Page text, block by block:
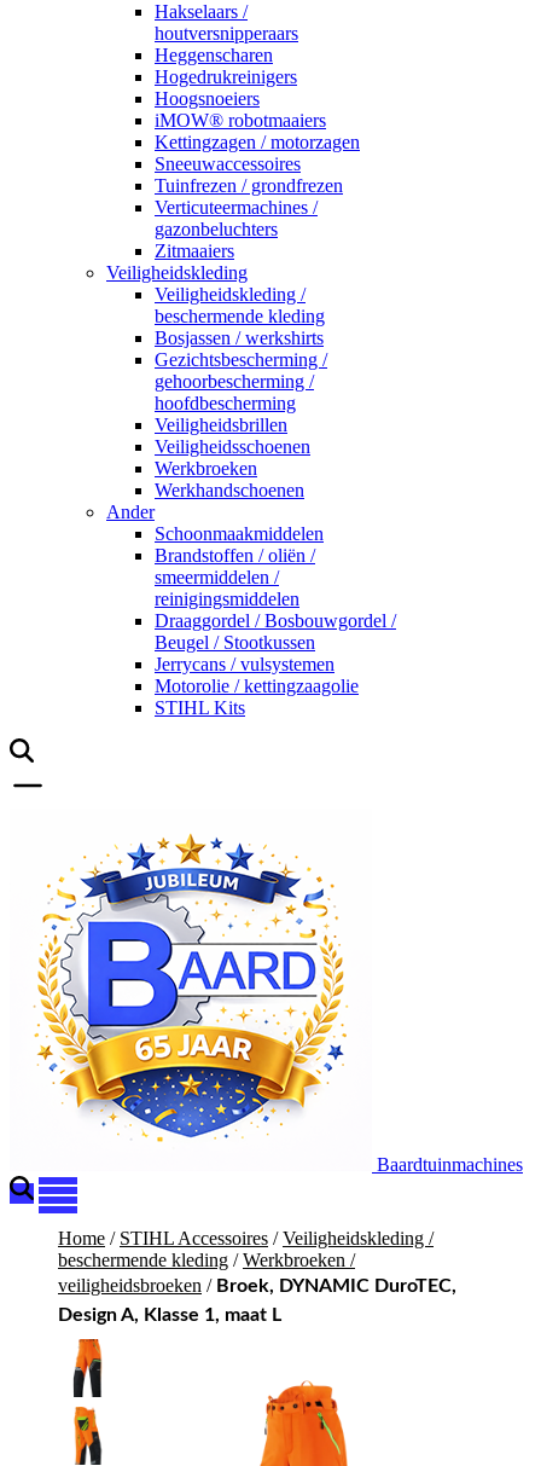
Hakselaars /
houtversnipperaars
Heggenscharen
Hogedrukreinigers
Hoogsnoeiers
iMOW® robotmaaiers
Kettingzagen / motorzagen
Sneeuwaccessoires
Tuinfrezen / grondfrezen
Verticuteermachines /
gazonbeluchters
Zitmaaiers
Veiligheidskleding
Veiligheidskleding /
beschermende kleding
Bosjassen / werkshirts
Gezichtsbescherming /
gehoorbescherming /
hoofdbescherming
Veiligheidsbrillen
Veiligheidsschoenen
Werkbroeken
Werkhandschoenen
Ander
Schoonmaakmiddelen
Brandstoffen / oliën /
smeermiddelen /
reinigingsmiddelen
Draaggordel / Bosbouwgordel /
Beugel / Stootkussen
Jerrycans / vulsystemen
Motorolie / kettingzaagolie
STIHL Kits
Baardtuinmachines
Home / STIHL Accessoires /Veiligheidskleding /
beschermende kleding /Werkbroeken /
veiligheidsbroeken / Broek, DYNAMIC DuroTEC,
Design A, Klasse 1, maat L